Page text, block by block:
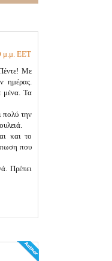
μ.μ. EET
Με
ημέρας.
μένα. Τα
πολύ την
και το
που
Πρέπει